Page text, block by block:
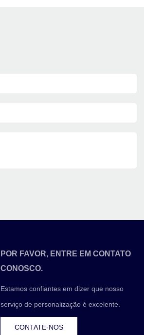
POR FAVOR, ENTRE EM CONTATO
CONOSCO.
Estamos confiantes em dizer que nosso
serviço de personalização é excelente.
CONTATE-NOS